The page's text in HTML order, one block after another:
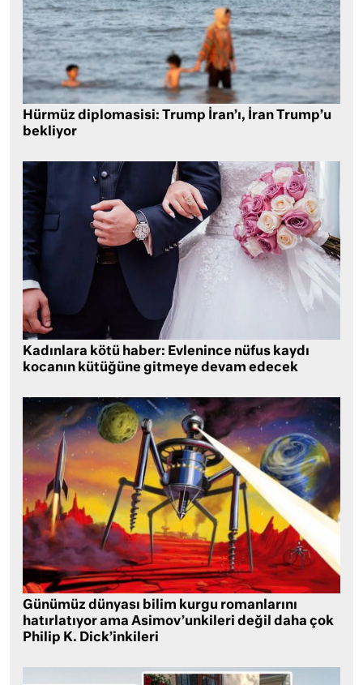
Hürmüz diplomasisi: Trump İran’ı, İran Trump’u
bekliyor
Kadınlara kötü haber: Evlenince nüfus kaydı
kocanın kütüğüne gitmeye devam edecek
Günümüz dünyası bilim kurgu romanlarını
hatırlatıyor ama Asimov’unkileri değil daha çok
Philip K. Dick’inkileri